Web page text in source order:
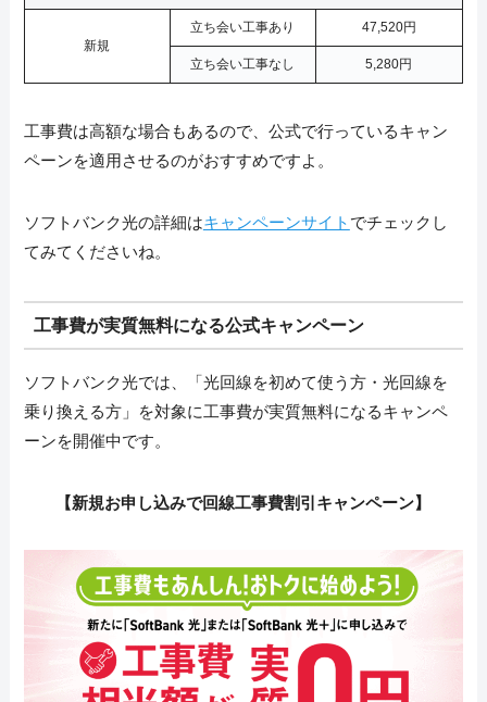
新規
立ち会い工事あり 47,520円
立ち会い工事なし 5,280円
工事費は高額な場合もあるので、公式で行っているキャン
ペーンを適用させるのがおすすめですよ。
ソフトバンク光の詳細はキャンペーンサイト でチェックし
てみてくださいね。
工事費が実質無料になる公式キャンペーン
ソフトバンク光では、「光回線を初めて使う方・光回線を
乗り換える方」を対象に工事費が実質無料になるキャンペ
ーンを開催中です。
【新規お申し込みで回線工事費割引キャンペーン】